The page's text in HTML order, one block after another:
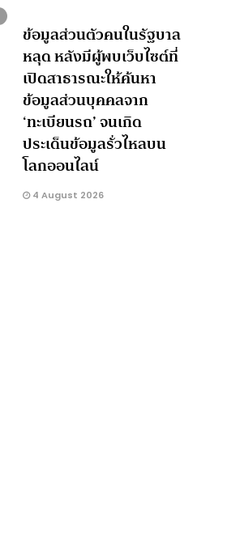
ข้อมูลส่วนตัวคนในรัฐบาล
หลุด หลังมีผู้พบเว็บไซต์ที่
เปิดสาธารณะให้ค้นหา
ข้อมูลส่วนบุคคลจาก
‘ทะเบียนรถ’ จนเกิด
ประเด็นข้อมูลรั่วไหลบน
โลกออนไลน์
4 August 2026